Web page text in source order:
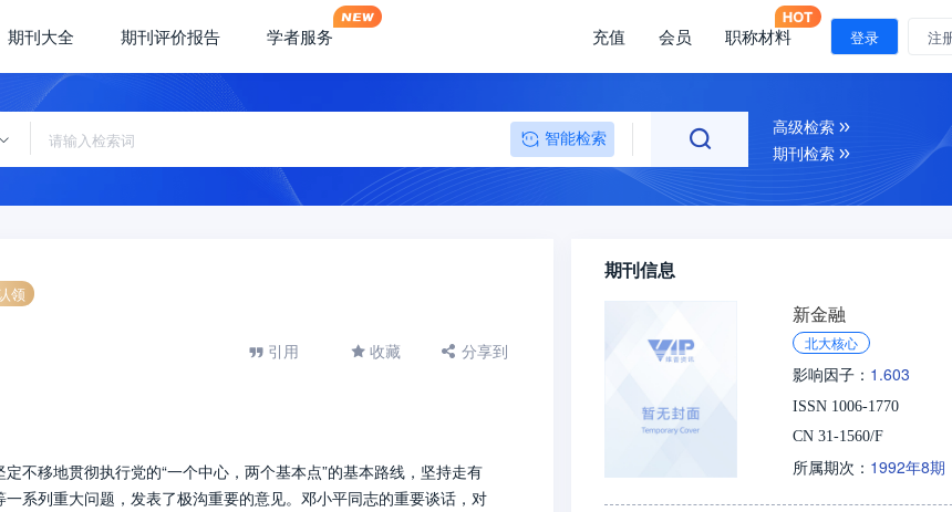
期刊大全 期刊评价报告 学者服务 充值 会员 职称材料 登录 注
智能检索
高级检索
期刊检索
领
引用 收藏 分享到
不移地贯彻执行党的“一个中心，两个基本点”的基本路线，坚持走有
系列重大问题，发表了极沟重要的意见。邓小平同志的重要谈话，对
期刊信息
新金融
北大核心
影响因子： 1.603
ISSN 1006-1770
CN 31-1560/F
所属期次： 1992年8期